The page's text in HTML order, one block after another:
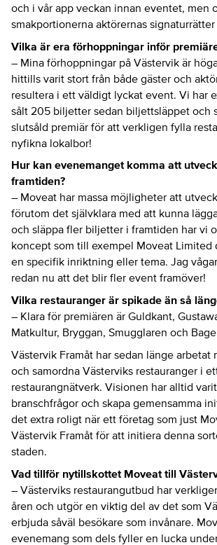
och i vår app veckan innan eventet, men
smakportionerna aktörernas
Vilka är era förhoppningar inför
– Mina förhoppningar på Västervik är
hittills varit stort från både gäster och
resultera i ett väldigt lyckat event. Vi har
sålt 205 biljetter sedan biljettsläppet och
slutsåld premiär för att verkligen fylla
nyfikna lokalbor!
Hur kan evenemanget komma att
framtiden?
– Moveat har massa möjligheter att
förutom det självklara med att kunna
och släppa fler biljetter i framtiden har vi
koncept som till exempel Moveat Limited
en specifik inriktning eller tema. Jag
redan nu att det blir fler event framöver!
Vilka restauranger är spikade än så
– Klara för premiären är Guldkant,
Matkultur, Bryggan, Smugglaren och
Västervik Framåt har sedan länge arbetat
och samordna Västerviks restauranger i
restaurangnätverk. Visionen har alltid
branschfrågor och skapa gemensamma
det extra roligt när ett företag som just
Västervik Framåt för att initiera denna
staden.
Vad tillför nytillskottet Moveat till
– Västerviks restaurangutbud har
åren och utgör en viktig del av det som
erbjuda såväl besökare som invånare.
evenemang som dels fyller en lucka